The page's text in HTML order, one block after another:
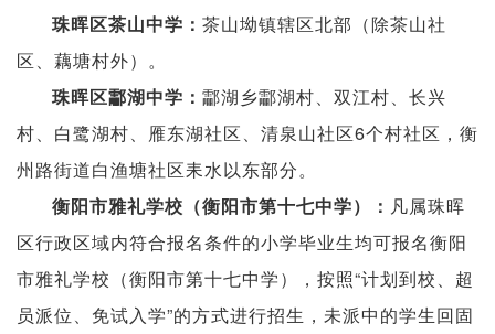
珠晖区茶山中学 ： 茶山坳镇辖区北部（除茶山社
区、藕塘村外）。
珠晖区酃湖中学 ： 酃湖乡酃湖村、双江村、长兴
村、白鹭湖村、雁东湖社区、清泉山社区6个村社区，衡
州路街道白渔塘社区耒水以东部分。
衡阳市雅礼学校（衡阳市第十七中学）： 凡属珠晖
区行政区域内符合报名条件的小学毕业生均可报名衡阳
市雅礼学校（衡阳市第十七中学），按照“计划到校、超
员派位、免试入学”的方式进行招生，未派中的学生回固